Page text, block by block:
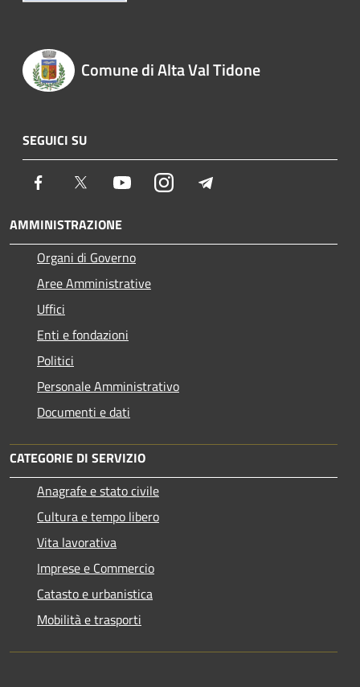
Comune di Alta Val Tidone
SEGUICI SU
Facebook Twitter YoutubeInstagram
AMMINISTRAZIONE
Organi di Governo
Aree Amministrative
Uffici
Enti e fondazioni
Politici
Personale Amministrativo
Documenti e dati
CATEGORIE DI SERVIZIO
Anagrafe e stato civile
Cultura e tempo libero
Vita lavorativa
Imprese e Commercio
Catasto e urbanistica
Mobilità e trasporti